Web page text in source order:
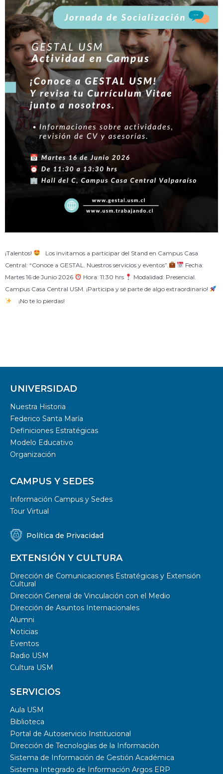
¡Talentos!
Los invitamos a participar del Stand en Campus Casa
Central: “Conoce a GESTAL. Nuestros servicios y eventos”.
Fecha:
Martes 16 de Junio 2026
Hora: 11:30 hrs
Modalidad: Presencial.
Campus Casa Central USM. ¡Participa y sé parte de algo extraordinario!
¡No te lo pierdas!
UNIVERSIDAD
Nuestra Historia
Federico Santa María
Definiciones Estratégicas
Modelo Educativo
Organización
CAMPUS Y SEDES
Información Campus y Sedes
Tour Virtual
Política de Privacidad
EXTENSIÓN Y CULTURA
Dirección de Comunicaciones Estratégicas y Extensión
Cultural
Dirección General de Vinculación con el Medio
Dirección de Asuntos Internacionales
Alumni
Noticias
Eventos
Radio USM
Cultura USM
SERVICIOS
Aula USM
Biblioteca
Portal de Autoservicio Institucional
Dirección de Tecnologías de la Información
Sistema de Información de Gestión Académica
Sistema Integrado de Información Argos ERP